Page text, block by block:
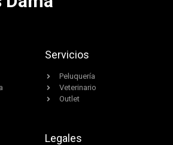
Servicios
Peluquería
Veterinario
Outlet
Legales